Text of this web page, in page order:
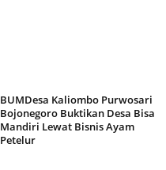
BUMDesa Kaliombo Purwosari
Bojonegoro Buktikan Desa Bisa
Mandiri Lewat Bisnis Ayam
Petelur